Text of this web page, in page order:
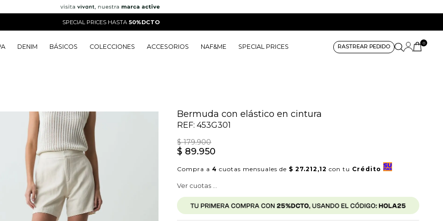
SPECIAL PRICES HASTA 50%DCTO
DENIM BÁSICOS COLECCIONES ACCESORIOS NAF&ME SPECIAL PRICES RASTREAR PEDIDO
0
Bermuda con elástico en cintura
REF:453G301
$ 179.900
$ 89.950
Compra a4 cuotas mensuales de $ 27.212,12 con tu Crédito
Ver cuotas ...